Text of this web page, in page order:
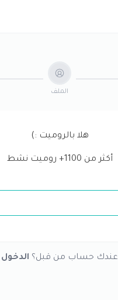
الملف
هلا بالروميت :)
أكثر من 1100+ روميت نشط
عندك حساب من قبل؟ الدخول